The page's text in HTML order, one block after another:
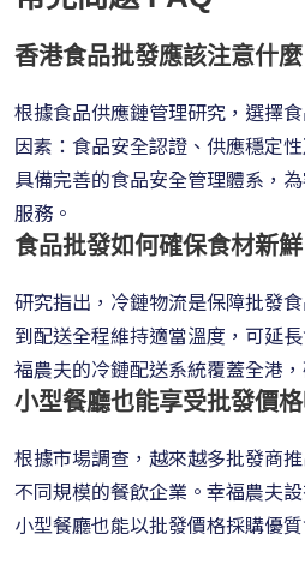
香港食品批發應該注意什麼
根據食品供應鏈管理研究，選擇
因素：食品安全認證、供應穩定
具備完善的食品安全管理體系，
服務。
食品批發如何確保食材新鮮
研究指出，冷鏈物流是保障批發
到配送全程維持適當溫度，可延
福農夫的冷鏈配送系統覆蓋全港
小型餐廳也能享受批發價格
根據市場調查，越來越多批發商
不同規模的餐飲企業。幸福農夫
小型餐廳也能以批發價格採購優質